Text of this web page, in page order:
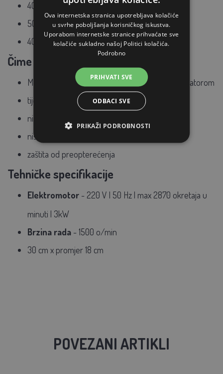
400 - 600 kg kukuruza
500 - 700 kg graha
400 - 600 kg graška
Čime se može pohvaliti ova cijedilica?
Monofazni asinkroni motor sa startnim kondenzatorom
tijelo od lijevanog željeza
niska buka
niske vibracije
zaštita od preopterećenja
Tehničke specifikacije
Elektromotor - 220 V | 50 Hz | max 2870 okretaja u
minuti | 3kW
Brzina rada - 1500 o/min
30 cm x promjer 18 cm
POVEZANI ARTIKLI
Ova internetska stranica upotrebljava kolačiće
u svrhe poboljšanja korisničkog iskustva.
Uporabom internetske stranice prihvaćate sve
kolačiće sukladno našoj Politici kolačića.
Podrobno
PRIHVATI SVE
ODBACI SVE
PRIKAŽI PODROBNOSTI